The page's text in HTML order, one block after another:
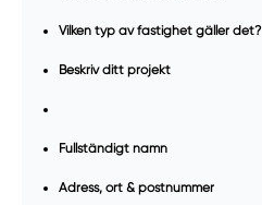
Vilken typ av fastighet gäller det?
Beskriv ditt projekt
Fullständigt namn
Adress, ort & postnummer